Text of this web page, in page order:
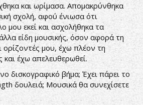
και ωρίμασα. Απομακρύνθηκα
σχολή, αφού ένιωσα ότι
μου εκεί και ασχολήθηκα τα
είδη μουσικής, όσον αφορά τη
μου, έχω πλέον τη
και έχω απελευθερωθεί.
δισκογραφικό βήμα; Έχει πάρει το
δουλειά; Μουσικά θα συνεχίσετε